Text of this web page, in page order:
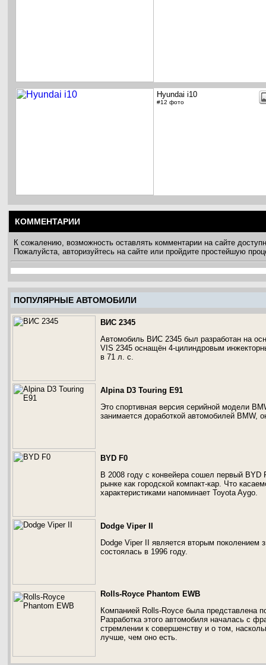
Hyundai i10
#12 фото
КОММЕНТАРИИ
К сожалению, возможность оставлять комментарии на сайте
Пожалуйста, авторизуйтесь на сайте или пройдите простейшую
ПОПУЛЯРНЫЕ АВТОМОБИЛИ
ВИС 2345
Автомобиль ВИС 2345 был разработан на
VIS 2345 оснащён 4-цилиндровым
в 71 л. с.
Alpina D3 Touring E91
Это спортивная версия серийной модели
занимается доработкой автомобилей BMW,
BYD F0
В 2008 году с конвейера сошел первый
рынке как городской компакт-кар. Что
характеристиками напоминает Toyota Aygo.
Dodge Viper II
Dodge Viper II является вторым поколением
состоялась в 1996 году.
Rolls-Royce Phantom EWB
Компанией Rolls-Royce была представлена
Разработка этого автомобиля началась с
стремлении к совершенству и о том,
лучше, чем оно есть.